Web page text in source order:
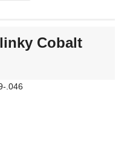
Cobalt
.046